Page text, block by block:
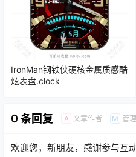
IronMan钢铁侠硬核金属质感酷
炫表盘.clock
0 条回复 A 文章作者 M 管
欢迎您，新朋友，感谢参与互动